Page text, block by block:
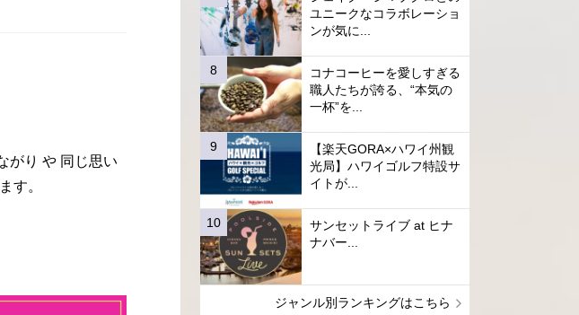
がり や 同じ思い
す。
ユニークなコラボレーショ
ンが気に...
コナコーヒーを愛しすぎる
職人たちが誇る、“本気の
一杯”を...
【楽天GORA×ハワイ州観
光局】ハワイゴルフ特設サ
イトが...
サンセットライブ at ヒナ
ナバー...
ジャンル別ランキングはこちら